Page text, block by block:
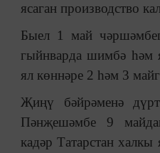
ясаган производство
Быел 1 май
гыйнварда шимбә һәм
ял көннәре 2 һәм 3
Җиңү бәйрәменә
Пәнҗешәмбе 9
кадәр Татарстан